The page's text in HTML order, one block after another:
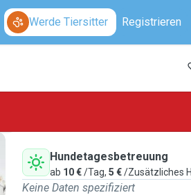
Werde Tiersitter Registrieren
Hundetagesbetreuung
ab 10 €/Tag, 5 €/Zusätzliches
Keine Daten spezifiziert